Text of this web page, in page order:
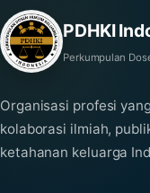
PDHKI
Perkumpulan
Organisasi profesi
kolaborasi ilmiah,
ketahanan keluarga